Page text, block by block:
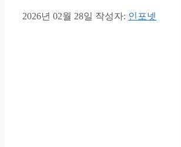
2026년 02월 28일 작성자: 인포넷